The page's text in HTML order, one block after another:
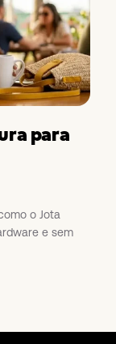
para
o Jota
e sem